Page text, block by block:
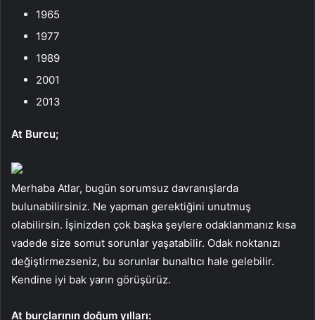
1965
1977
1989
2001
2013
At Burcu;
Merhaba Atlar, bugün sorumsuz davranışlarda
bulunabilirsiniz. Ne yapman gerektiğini unutmuş
olabilirsin. İşinizden çok başka şeylere odaklanmanız kısa
vadede size somut sorunlar yaşatabilir. Odak noktanızı
değiştirmezseniz, bu sorunlar bunaltıcı hale gelebilir.
Kendine iyi bak yarın görüşürüz.
At burçlarının doğum yılları: